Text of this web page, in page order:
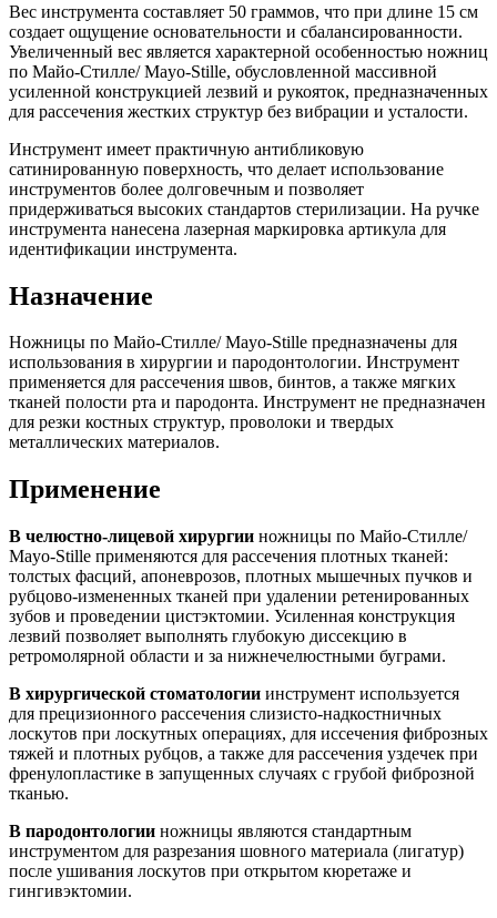
Вес инструмента составляет 50 граммов, что при длине 15 см
создает ощущение основательности и сбалансированности.
Увеличенный вес является характерной особенностью ножниц
по Майо-Стилле/ Mayo-Stille, обусловленной массивной
усиленной конструкцией лезвий и рукояток, предназначенных
для рассечения жестких структур без вибрации и усталости.
Инструмент имеет практичную антибликовую
сатинированную поверхность, что делает использование
инструментов более долговечным и позволяет
придерживаться высоких стандартов стерилизации. На ручке
инструмента нанесена лазерная маркировка артикула для
идентификации инструмента.
Назначение
Ножницы по Майо-Стилле/ Mayo-Stille предназначены для
использования в хирургии и пародонтологии. Инструмент
применяется для рассечения швов, бинтов, а также мягких
тканей полости рта и пародонта. Инструмент не предназначен
для резки костных структур, проволоки и твердых
металлических материалов.
Применение
В челюстно-лицевой хирургии ножницы по Майо-Стилле/
Mayo-Stille применяются для рассечения плотных тканей:
толстых фасций, апоневрозов, плотных мышечных пучков и
рубцово-измененных тканей при удалении ретенированных
зубов и проведении цистэктомии. Усиленная конструкция
лезвий позволяет выполнять глубокую диссекцию в
ретромолярной области и за нижнечелюстными буграми.
В хирургической стоматологии инструмент используется
для прецизионного рассечения слизисто-надкостничных
лоскутов при лоскутных операциях, для иссечения фиброзных
тяжей и плотных рубцов, а также для рассечения уздечек при
френулопластике в запущенных случаях с грубой фиброзной
тканью.
В пародонтологии ножницы являются стандартным
инструментом для разрезания шовного материала (лигатур)
после ушивания лоскутов при открытом кюретаже и
гингивэктомии.